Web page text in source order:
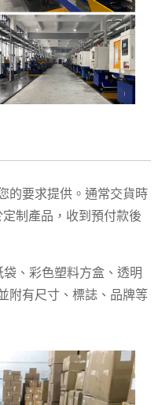
的要求提供。通常交貨時
制產品，收到預付款後
、彩色塑料方盒、透明
附有尺寸、標誌、品牌等